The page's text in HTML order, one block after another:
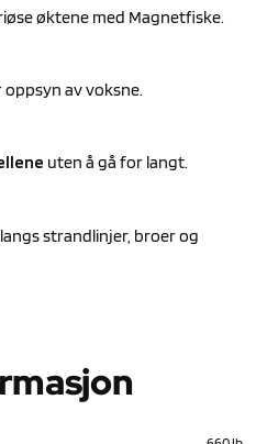
øktene med Magnetfiske.
av voksne.
uten å gå for langt.
strandlinjer, broer og